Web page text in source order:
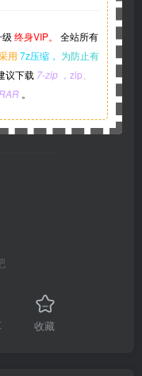
终身VIP。 全站所有
用 7z压缩， 为防止有
议下载 7-zip ，zip、
。
收藏